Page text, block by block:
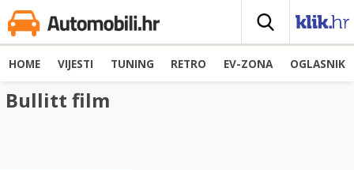
HOME VIJESTI TUNING RETRO EV-ZONA OGLASNIK
Bullitt film